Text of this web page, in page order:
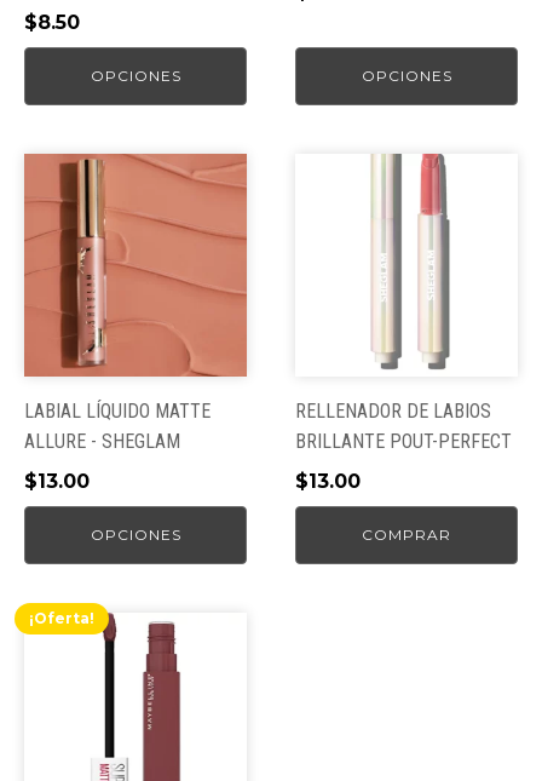
$8.50
OPCIONES
la
página
producto
OPCIONES
página
producto
LABIAL LÍQUIDO MATTE
ALLURE - SHEGLAM
$13.00
OPCIONES
Este
producto
tiene
múltiples
variantes.
opciones
se
pueden
elegir
en
la
de
RELLENADOR DE LABIOS
BRILLANTE POUT-PERFECT
$13.00
COMPRAR
¡Oferta!